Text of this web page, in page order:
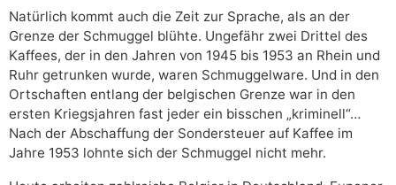
Natürlich kommt auch die Zeit zur Sprache, als an der
Grenze der Schmuggel blühte. Ungefähr zwei Drittel des
Kaffees, der in den Jahren von 1945 bis 1953 an Rhein und
Ruhr getrunken wurde, waren Schmuggelware. Und in den
Ortschaften entlang der belgischen Grenze war in den
ersten Kriegsjahren fast jeder ein bisschen „kriminell“…
Nach der Abschaffung der Sondersteuer auf Kaffee im
Jahre 1953 lohnte sich der Schmuggel nicht mehr.